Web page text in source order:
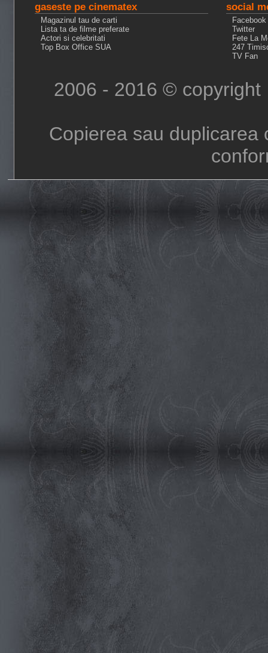
gaseste pe cinematex
Magazinul tau de carti
Lista ta de filme preferate
Actori si celebritati
Top Box Office SUA
social
Facebook
Twitter
Fete La
247
TV Fan
2006 - 2016 ©
Copierea sau duplicarea